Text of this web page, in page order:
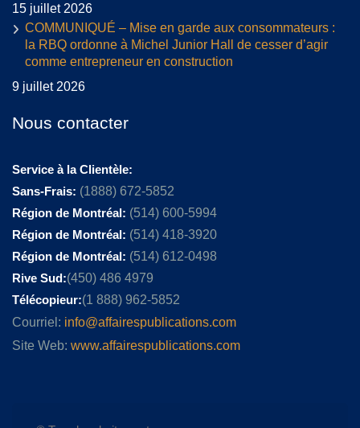
15 juillet 2026
COMMUNIQUÉ – Mise en garde aux consommateurs :
la RBQ ordonne à Michel Junior Hall de cesser d’agir
comme entrepreneur en construction
9 juillet 2026
Nous contacter
Service à la Clientèle:
Sans-Frais: (1888) 672-5852
Région de Montréal: (514) 600-5994
Région de Montréal: (514) 418-3920
Région de Montréal: (514) 612-0498
Rive Sud:(450) 486 4979
Télécopieur:(1 888) 962-5852
Courriel: info@affairespublications.com
Site Web: www.affairespublications.com